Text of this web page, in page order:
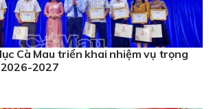
Cà Mau triển khai nhiệm vụ trọng
2027